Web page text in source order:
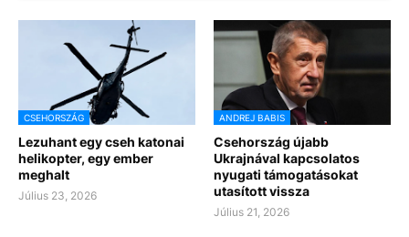
CSEHORSZÁG
Lezuhant egy cseh katonai
helikopter, egy ember
meghalt
Július 23, 2026
ANDREJ BABIS
Csehország újabb
Ukrajnával kapcsolatos
nyugati támogatásokat
utasított vissza
Július 21, 2026